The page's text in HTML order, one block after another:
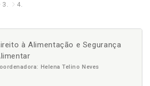
3. 4.
à Alimentação e Segurança
Helena Telino Neves